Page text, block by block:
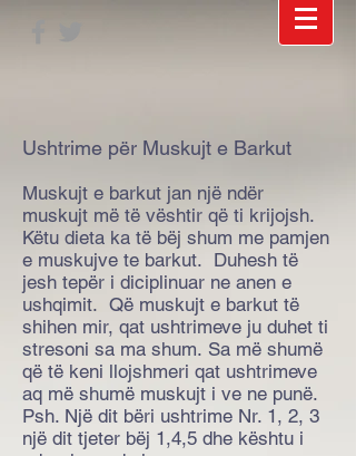
Ushtrime për Muskujt e Barkut
Muskujt e barkut jan një ndër
muskujt më të vështir që ti krijojsh.
Këtu dieta ka të bëj shum me pamjen
e muskujve te barkut. Duhesh të
jesh tepër i diciplinuar ne anen e
ushqimit. Që muskujt e barkut të
shihen mir, qat ushtrimeve ju duhet ti
stresoni sa ma shum. Sa më shumë
që të keni llojshmeri qat ushtrimeve
aq më shumë muskujt i ve ne punë.
Psh. Një dit bëri ushtrime Nr. 1, 2, 3
një dit tjeter bëj 1,4,5 dhe kështu i